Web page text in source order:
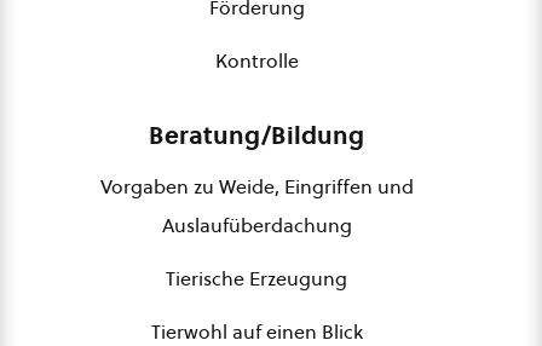
Förderung
Kontrolle
Beratung/Bildung
Vorgaben zu Weide, Eingriffen und
Auslaufüberdachung
Tierische Erzeugung
Tierwohl auf einen Blick